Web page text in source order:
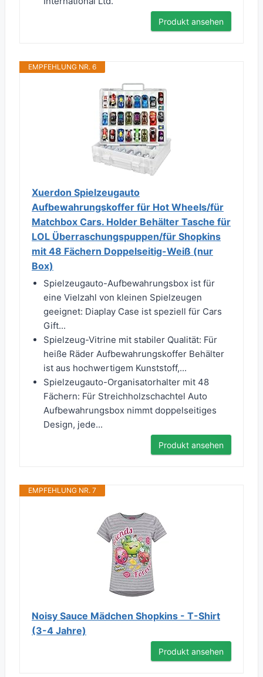
Produkt ansehen
EMPFEHLUNG NR. 6
Xuerdon Spielzeugauto
Aufbewahrungskoffer für Hot Wheels/für
Matchbox Cars. Holder Behälter Tasche für
LOL Überraschungspuppen/für Shopkins
mit 48 Fächern Doppelseitig-Weiß (nur
Box)
Spielzeugauto-Aufbewahrungsbox ist für
eine Vielzahl von kleinen Spielzeugen
geeignet: Diaplay Case ist speziell für Cars
Gift...
Spielzeug-Vitrine mit stabiler Qualität: Für
heiße Räder Aufbewahrungskoffer Behälter
ist aus hochwertigem Kunststoff,...
Spielzeugauto-Organisatorhalter mit 48
Fächern: Für Streichholzschachtel Auto
Aufbewahrungsbox nimmt doppelseitiges
Design, jede...
Produkt ansehen
EMPFEHLUNG NR. 7
Noisy Sauce Mädchen Shopkins - T-Shirt
(3-4 Jahre)
Produkt ansehen